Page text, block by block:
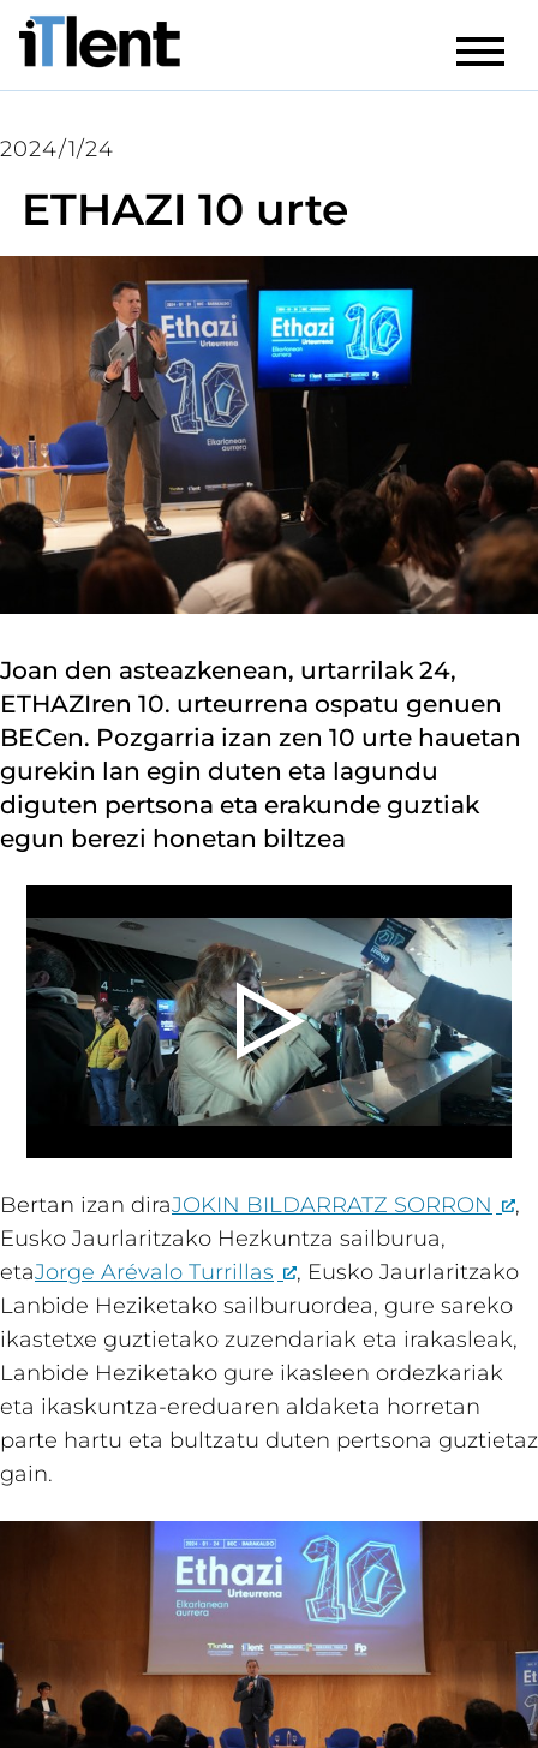
2024/1/24
ETHAZI 10 urte
Joan den asteazkenean, urtarrilak 24,
ETHAZIren 10. urteurrena ospatu genuen
BECen. Pozgarria izan zen 10 urte hauetan
gurekin lan egin duten eta lagundu
diguten pertsona eta erakunde guztiak
egun berezi honetan biltzea
Bertan izan diraJOKIN BILDARRATZ SORRON
,
Eusko Jaurlaritzako Hezkuntza sailburua,
etaJorge Arévalo Turrillas
, Eusko Jaurlaritzako
Lanbide Heziketako sailburuordea, gure sareko
ikastetxe guztietako zuzendariak eta irakasleak,
Lanbide Heziketako gure ikasleen ordezkariak
eta ikaskuntza-ereduaren aldaketa horretan
parte hartu eta bultzatu duten pertsona guztietaz
gain.